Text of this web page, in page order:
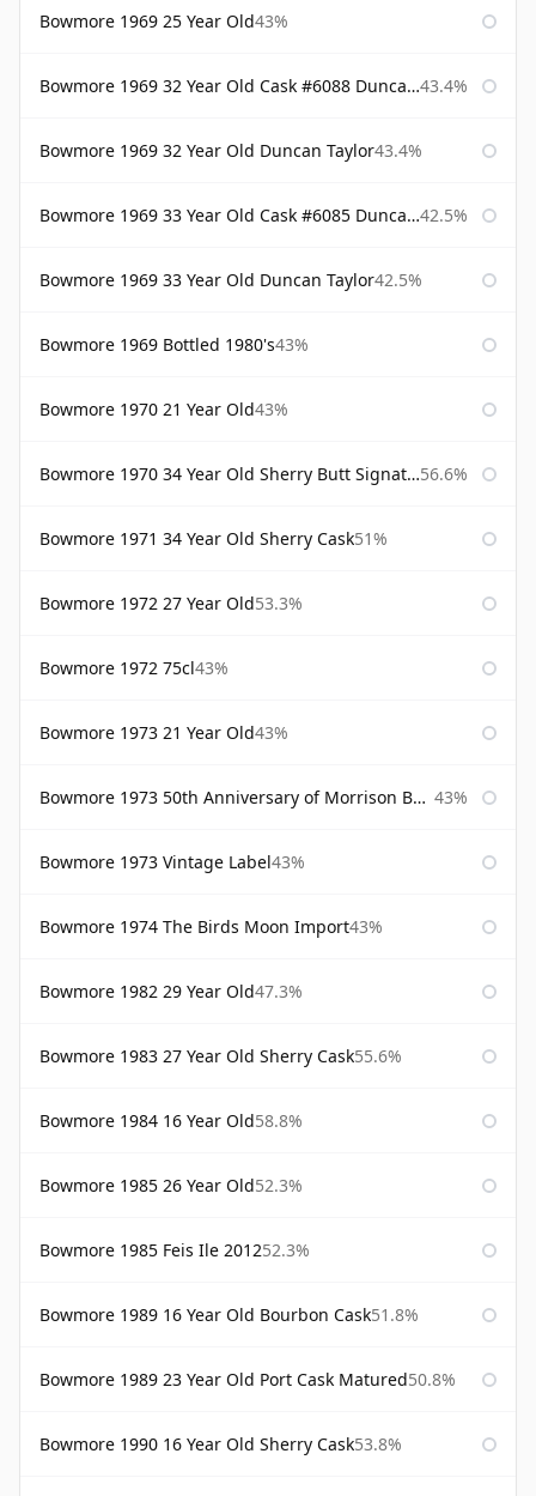
Bowmore 1969 25 Year Old43%
Bowmore 1969 32 Year Old Cask #6088 Duncan Taylor 43.4%
Bowmore 1969 32 Year Old Duncan Taylor43.4%
Bowmore 1969 33 Year Old Cask #6085 Duncan Taylor 42.5%
Bowmore 1969 33 Year Old Duncan Taylor42.5%
Bowmore 1969 Bottled 1980's43%
Bowmore 1970 21 Year Old43%
Bowmore 1970 34 Year Old Sherry Butt Signatory 56.6%
Bowmore 1971 34 Year Old Sherry Cask51%
Bowmore 1972 27 Year Old53.3%
Bowmore 1972 75cl43%
Bowmore 1973 21 Year Old43%
Bowmore 1973 50th Anniversary of Morrison Bowmore 43%
Bowmore 1973 Vintage Label43%
Bowmore 1974 The Birds Moon Import43%
Bowmore 1982 29 Year Old47.3%
Bowmore 1983 27 Year Old Sherry Cask55.6%
Bowmore 1984 16 Year Old58.8%
Bowmore 1985 26 Year Old52.3%
Bowmore 1985 Feis Ile 201252.3%
Bowmore 1989 16 Year Old Bourbon Cask51.8%
Bowmore 1989 23 Year Old Port Cask Matured50.8%
Bowmore 1990 16 Year Old Sherry Cask53.8%